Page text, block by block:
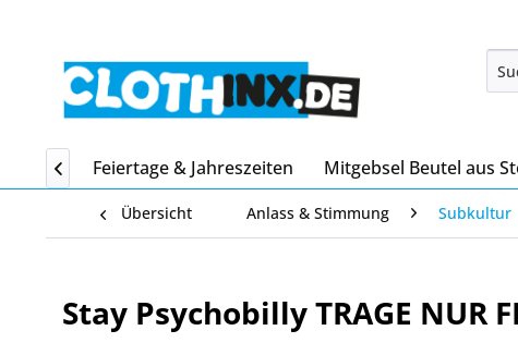
Home Feiertage & Jahreszeiten Mitgebsel Beutel aus

Übersicht Anlass & Stimmung Subkultur
Stay Psychobilly TRAGE NUR